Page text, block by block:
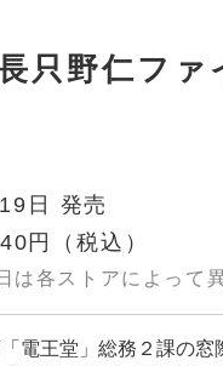
只野仁ファ
日 発売
円
（税込）
は各ストアによって
電王堂」総務２課の窓